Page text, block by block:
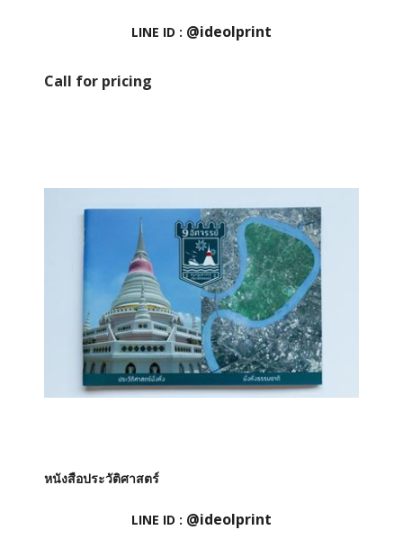
LINE ID : @ideolprint
Call for pricing
หนังสือประวัติศาสตร์
LINE ID : @ideolprint